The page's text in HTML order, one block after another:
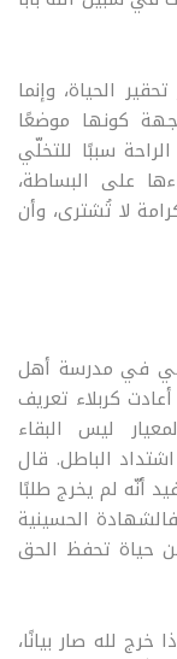
الحياة، وإنما
جهة كونها موضعًا
سببًا للتخلّي
على البساطة،
لا تُشترى، وأن
في مدرسة أهل
كربلاء تعريف
ليس البقاء
الباطل. قال
أنّه لم يخرج طلبًا
الحسينية
حياة تحفظ الحق
لله صار بيانًا،